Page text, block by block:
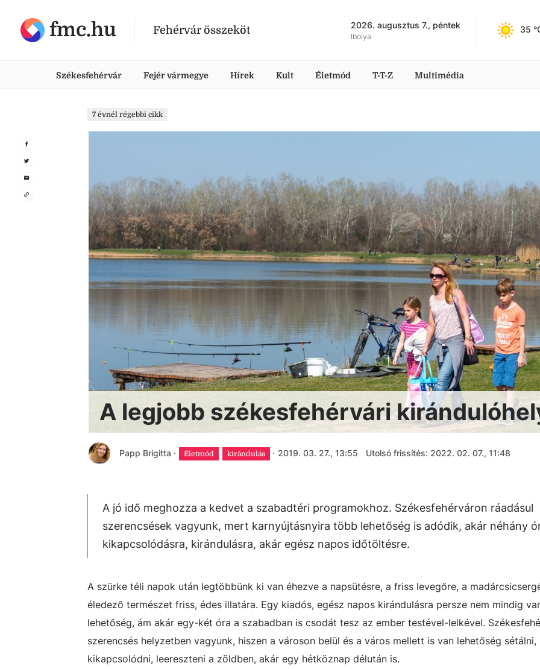
fmc.hu Fehérvár összeköt 2026. augusztus 7., péntek
Ibolya
35
Székesfehérvár Fejér vármegye Hírek Kult Életmód T-T-Z Multimédia
7 évnél régebbi cikk
A legjobb székesfehérvári
Papp Brigitta · Életmód kirándulás · 2019. 03. 27., 13:55 Utolsó frissítés: 2022. 02. 07., 11:48
A jó idő meghozza a kedvet a szabadtéri programokhoz. Székesfehérváron ráadásul
szerencsések vagyunk, mert karnyújtásnyira több lehetőség is adódik, akár néhány
kikapcsolódásra, kirándulásra, akár egész napos időtöltésre.
A szürke téli napok után legtöbbünk ki van éhezve a napsütésre, a friss levegőre, a
éledező természet friss, édes illatára. Egy kiadós, egész napos kirándulásra persze nem mindig
lehetőség, ám akár egy-két óra a szabadban is csodát tesz az ember testével-lelkével.
szerencsés helyzetben vagyunk, hiszen a városon belül és a város mellett is van lehetőség sétálni,
kikapcsolódni, leereszteni a zöldben, akár egy hétköznap délután is.